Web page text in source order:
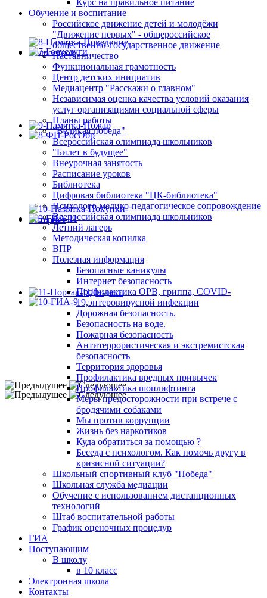
Курс на правильное питание
Обучение и воспитание
Российское движение детей и молодёжи
"Движение первых" - общероссийское
общественно-государственное движение
Наставничество
Функциональная грамотность
Центр детских инициатив
Медиацентр "Расскажи о главном"
Независимая оценка качества условий оказания
услуг организациями социальной сферы
Планы работы
"Великая победа"
Всероссийская олимпиада школьников
"Билет в будущее"
Внеурочная занятость
Расписание уроков
Библиотека
Цифровая библиотека "ЦК-библиотека"
Психолого-медико-педагогическое сопровождение
Всероссийская олимпиада школьников
Летний лагерь
Методическая копилка
ВПР
Полезная информация
Безопасные каникулы
Интернет безопасность
Профилактика ОРВ, гриппа, COVID-
19,энтеровирусной инфекции
Дорожная безопасность.
Безопасность на воде.
Пожарная безопасность
Антитеррористическая и экстремистская
безопасность
Территория здоровья
Профилактика вредных привычек
Профилактика шоплифтинга
Меры предосторожности при встрече с
бродячими собаками
Мы против коррупции
Жизнь без наркотиков
Куда обратиться за помощью ?
Беседа с психологом. Как помочь другу в
кризисной ситуации?
Школьный спортивный клуб "Победа"
Школьная служба медиации
Обучение с использованием дистанционных
технологий
Штаб воспитательной работы
График оценочных процедур
ГИА
Поступающим
В школу
в 10 класс
Электронная школа
Контакты